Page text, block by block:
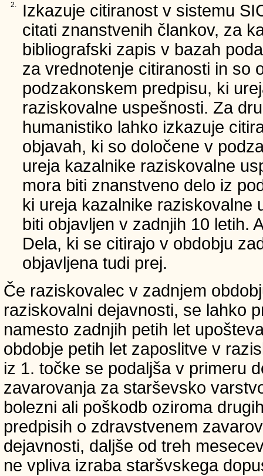
2.
Izkazuje citiranost v sistemu
citati znanstvenih člankov, za
bibliografski zapis v bazah
za vrednotenje citiranosti in so
podzakonskem predpisu, ki
raziskovalne uspešnosti. Za
humanistiko lahko izkazuje
objavah, ki so določene v
ureja kazalnike raziskovalne
mora biti znanstveno delo iz
ki ureja kazalnike raziskovalne
biti objavljen v zadnjih 10 letih.
Dela, ki se citirajo v obdobju
objavljena tudi prej.
Če raziskovalec v zadnjem
raziskovalni dejavnosti, se lahko
namesto zadnjih petih let
obdobje petih let zaposlitve v
iz 1. točke se podaljša v primeru
zavarovanja za starševsko
bolezni ali poškodb oziroma
predpisih o zdravstvenem
dejavnosti, daljše od treh
ne vpliva izraba staršvskega